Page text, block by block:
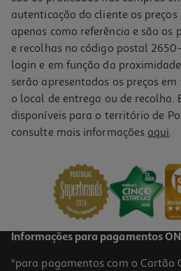
autenticação do cliente os
apenas como referência e são os
e recolhas no código postal
login e em função da
serão apresentados os preços
o local de entrega ou de recolha.
disponíveis para o território de
consulte mais informações aqui.
Informações para pagamentos
*para pagamentos com o Cartão